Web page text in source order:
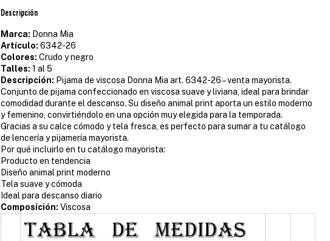
Descripción
Marca: Donna Mia
Artículo: 6342-26
Colores: Crudo y negro
Talles: 1 al 5
Descripción: Pijama de viscosa Donna Mia art. 6342-26 – venta mayorista.
Conjunto de pijama confeccionado en viscosa suave y liviana, ideal para brindar
comodidad durante el descanso. Su diseño animal print aporta un estilo moderno
y femenino, convirtiéndolo en una opción muy elegida para la temporada.
Gracias a su calce cómodo y tela fresca, es perfecto para sumar a tu catálogo
de lencería y pijamería mayorista.
Por qué incluirlo en tu catálogo mayorista:
Producto en tendencia
Diseño animal print moderno
Tela suave y cómoda
Ideal para descanso diario
Composición: Viscosa